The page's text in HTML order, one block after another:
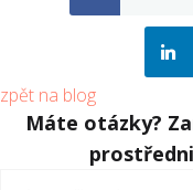
zpět na blog
Máte otázky?